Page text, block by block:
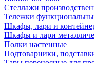
Стеллажи
Тележки
Шкафы, лари и
Шкафы и лари
Полки настенные
Подтоварники,